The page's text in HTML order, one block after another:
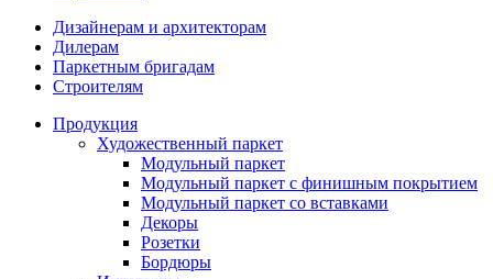
Дизайнерам и архитекторам
Дилерам
Паркетным бригадам
Строителям
Продукция
Художественный паркет
Модульный паркет
Модульный паркет с финишным покрытием
Модульный паркет со вставками
Декоры
Розетки
Бордюры